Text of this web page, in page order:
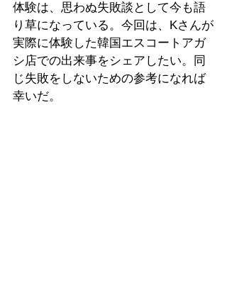
体験は、思わぬ失敗談として今も語
り草になっている。今回は、Kさんが
実際に体験した韓国エスコートアガ
シ店での出来事をシェアしたい。同
じ失敗をしないための参考になれば
幸いだ。